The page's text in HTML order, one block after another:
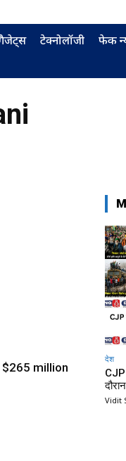
टेक्नोलॉजी फेक
$265 million
देश
CJP
Vidit